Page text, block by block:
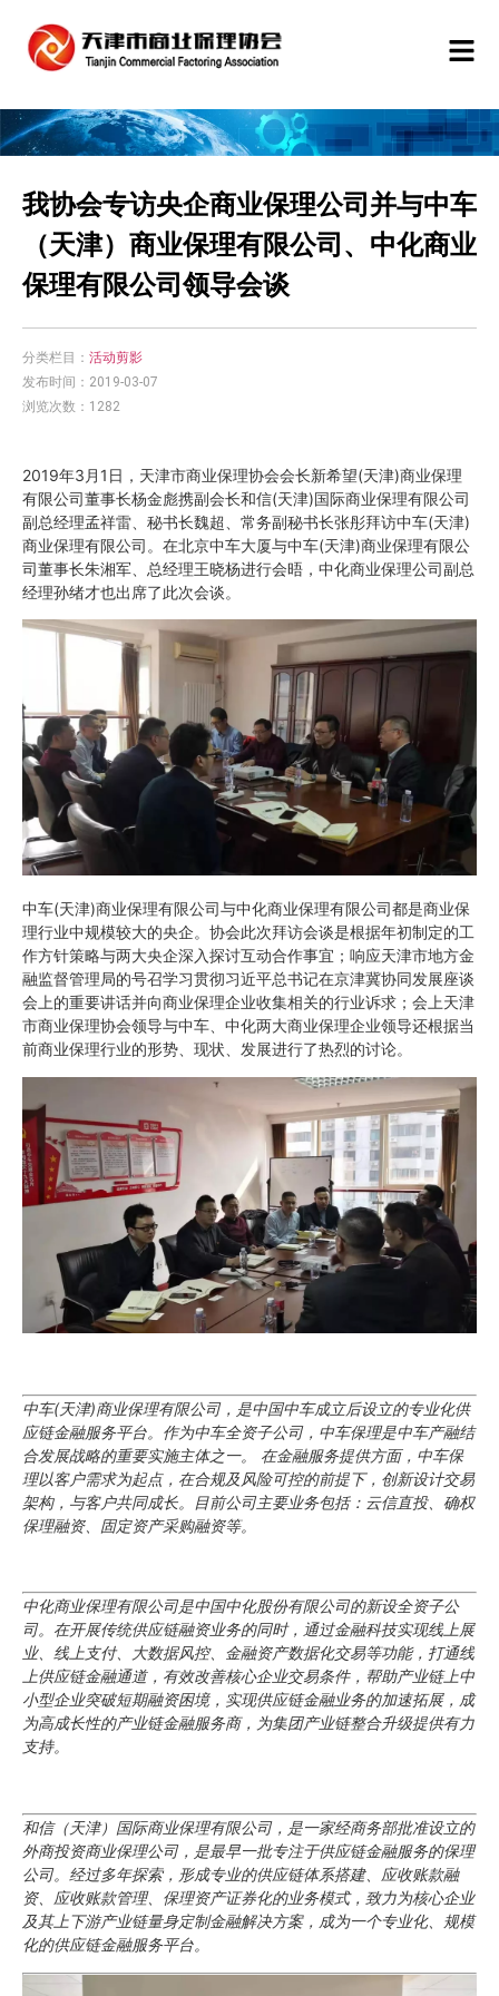
我协会专访央企商业保理公司并与中车
（天津）商业保理有限公司、中化商业
保理有限公司领导会谈
分类栏目： 活动剪影
发布时间：2019-03-07
浏览次数：1282
2019年3月1日，天津市商业保理协会会长新希望(天津)商业保理
有限公司董事长杨金彪携副会长和信(天津)国际商业保理有限公司
副总经理孟祥雷、秘书长魏超、常务副秘书长张彤拜访中车(天津)
商业保理有限公司。在北京中车大厦与中车(天津)商业保理有限公
司董事长朱湘军、总经理王晓杨进行会晤，中化商业保理公司副总
经理孙绪才也出席了此次会谈。
中车(天津)商业保理有限公司与中化商业保理有限公司都是商业保
理行业中规模较大的央企。协会此次拜访会谈是根据年初制定的工
作方针策略与两大央企深入探讨互动合作事宜；响应天津市地方金
融监督管理局的号召学习贯彻习近平总书记在京津冀协同发展座谈
会上的重要讲话并向商业保理企业收集相关的行业诉求；会上天津
市商业保理协会领导与中车、中化两大商业保理企业领导还根据当
前商业保理行业的形势、现状、发展进行了热烈的讨论。
中车(天津)商业保理有限公司，是中国中车成立后设立的专业化供
应链金融服务平台。作为中车全资子公司，中车保理是中车产融结
合发展战略的重要实施主体之一。 在金融服务提供方面，中车保
理以客户需求为起点，在合规及风险可控的前提下，创新设计交易
架构，与客户共同成长。目前公司主要业务包括：云信直投、确权
保理融资、固定资产采购融资等。
中化商业保理有限公司是中国中化股份有限公司的新设全资子公
司。在开展传统供应链融资业务的同时，通过金融科技实现线上展
业、线上支付、大数据风控、金融资产数据化交易等功能，打通线
上供应链金融通道，有效改善核心企业交易条件，帮助产业链上中
小型企业突破短期融资困境，实现供应链金融业务的加速拓展，成
为高成长性的产业链金融服务商，为集团产业链整合升级提供有力
支持。
和信（天津）国际商业保理有限公司，是一家经商务部批准设立的
外商投资商业保理公司，是最早一批专注于供应链金融服务的保理
公司。经过多年探索，形成专业的供应链体系搭建、应收账款融
资、应收账款管理、保理资产证券化的业务模式，致力为核心企业
及其上下游产业链量身定制金融解决方案，成为一个专业化、规模
化的供应链金融服务平台。